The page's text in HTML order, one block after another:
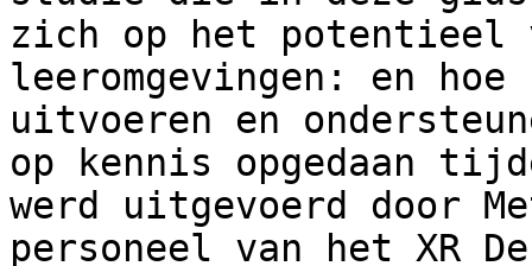
zich op het potentieel
leeromgevingen: en hoe
uitvoeren en
op kennis opgedaan
werd uitgevoerd door
personeel van het XR